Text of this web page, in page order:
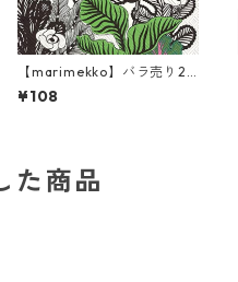
【marimekko】バラ売り2
枚 カクテルサイズ ペーパー
ナプキン KAALIMETSÄ グリ
¥108
商品